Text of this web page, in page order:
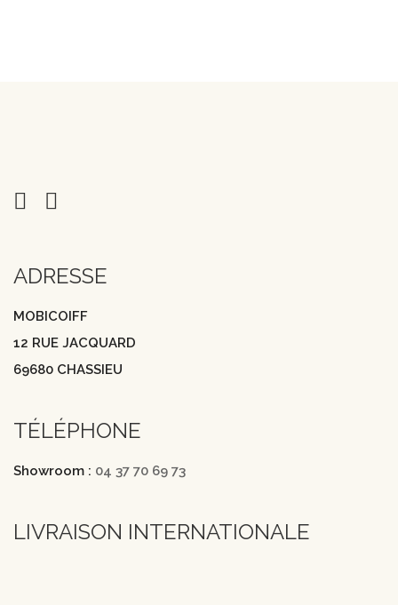
ADRESSE
MOBICOIFF
12 RUE JACQUARD
69680 CHASSIEU
TÉLÉPHONE
Showroom : 04 37 70 69 73
LIVRAISON INTERNATIONALE